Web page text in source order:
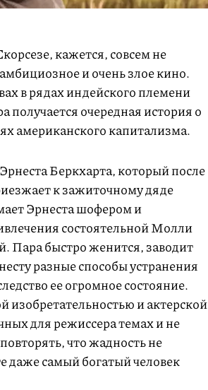
кажется, совсем не
и очень злое кино.
в рядах индейского племени
получается очередная история о
американского капитализма.
Беркхарта, который после
к зажиточному дяде
Эрнеста шофером и
состоятельной Молли
Пара быстро женится, заводит
разные способы устранения
ее огромное состояние.
и актерской
для режиссера темах и не
что жадность не
даже самый богатый человек